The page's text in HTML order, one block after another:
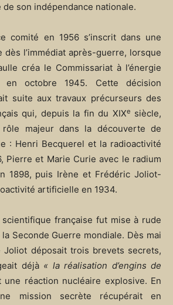
son indépendance nationale.
comité en 1956 s’inscrit dans une
dès l’immédiat après-guerre, lorsque
créa le Commissariat à l’énergie
en octobre 1945. Cette décision
suite aux travaux précurseurs des
qui, depuis la fin du XIXe siècle,
majeur dans la découverte de
: Henri Becquerel et la radioactivité
Pierre et Marie Curie avec le radium
1898, puis Irène et Frédéric Joliot-
artificielle en 1934.​
française fut mise à rude
Seconde Guerre mondiale. Dès mai
Joliot déposait trois brevets secrets,
déjà « la réalisation d’engins de
une réaction nucléaire explosive. En
mission secrète récupérait en